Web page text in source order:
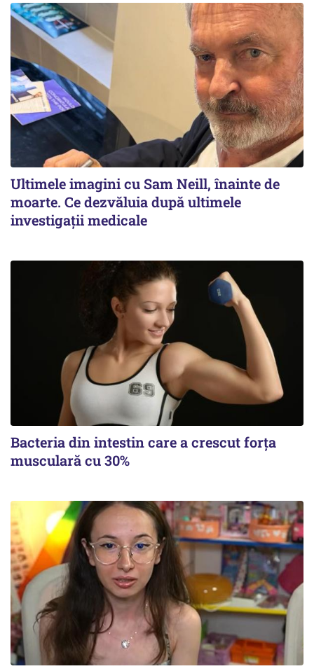
Ultimele imagini cu Sam Neill, înainte de
moarte. Ce dezvăluia după ultimele
investigații medicale
Bacteria din intestin care a crescut forța
musculară cu 30%